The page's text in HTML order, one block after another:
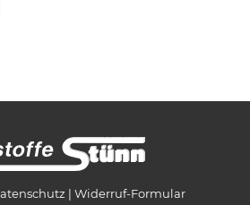
Widerruf-Formular